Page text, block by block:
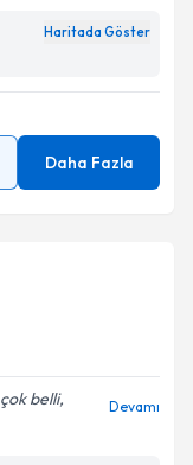
Haritada Göster
Daha Fazla
belli,
Devamı